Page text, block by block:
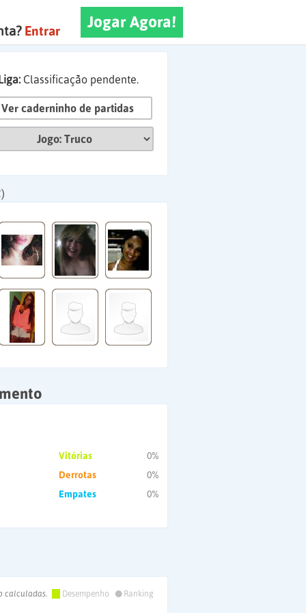
Jogar Agora!
Entrar
Classificação pendente.
Ver caderninho de partidas
Vitórias
0%
Derrotas
0%
Empates
0%
calculadas. Desempenho •
Ranking